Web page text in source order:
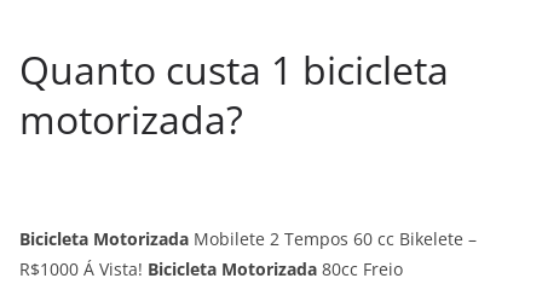
Quanto custa 1 bicicleta
motorizada?
Bicicleta Motorizada Mobilete 2 Tempos 60 cc Bikelete –
R$1000 Á Vista! Bicicleta Motorizada 80cc Freio